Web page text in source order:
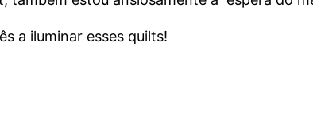
a iluminar esses quilts!